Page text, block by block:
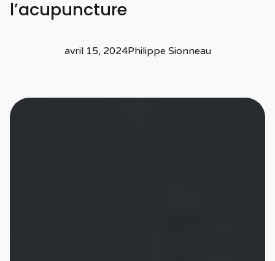
l’acupuncture
avril 15, 2024Philippe Sionneau